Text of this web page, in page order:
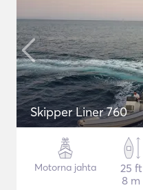
Skipper Liner 760
Motorna jahta
25 ft
8 m